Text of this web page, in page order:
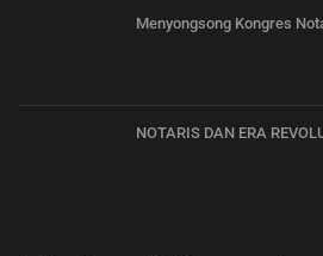
Menyongsong Kongres
NOTARIS DAN ERA